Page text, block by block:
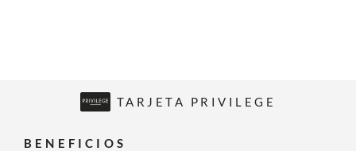
TARJETA PRIVILEGE
BENEFICIOS